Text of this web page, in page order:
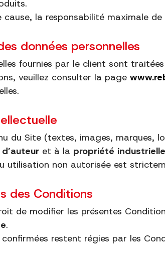
la responsabilité maximale
données personnelles
fournies par le client sont
veuillez consulter la page
du Site (textes, images,
et à la propriété industrielle
utilisation non autorisée est
des Conditions
de modifier les présentes
.
restent régies par les